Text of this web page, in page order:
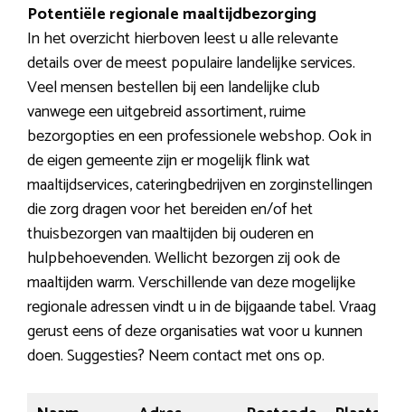
Potentiële regionale maaltijdbezorging
In het overzicht hierboven leest u alle relevante
details over de meest populaire landelijke services.
Veel mensen bestellen bij een landelijke club
vanwege een uitgebreid assortiment, ruime
bezorgopties en een professionele webshop. Ook in
de eigen gemeente zijn er mogelijk flink wat
maaltijdservices, cateringbedrijven en zorginstellingen
die zorg dragen voor het bereiden en/of het
thuisbezorgen van maaltijden bij ouderen en
hulpbehoevenden. Wellicht bezorgen zij ook de
maaltijden warm. Verschillende van deze mogelijke
regionale adressen vindt u in de bijgaande tabel. Vraag
gerust eens of deze organisaties wat voor u kunnen
doen. Suggesties? Neem contact met ons op.